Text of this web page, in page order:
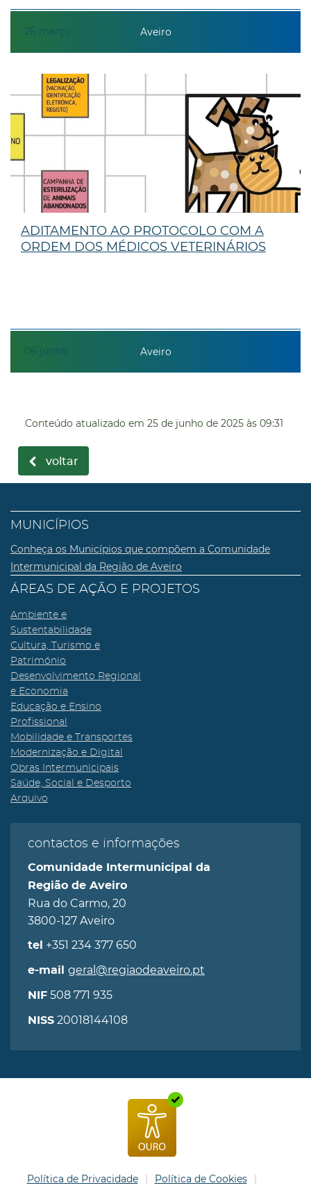
26 março Aveiro
06 junho
ADITAMENTO AO PROTOCOLO COM A
ORDEM DOS MÉDICOS VETERINÁRIOS
Aveiro
Conteúdo atualizado em 25 de junho de 2025 às 09:31
voltar
MUNICÍPIOS
Conheça os Municípios que compõem a Comunidade
Intermunicipal da Região de Aveiro
ÁREAS DE AÇÃO E PROJETOS
Ambiente e
Sustentabilidade
Cultura, Turismo e
Património
Desenvolvimento Regional
e Economia
Educação e Ensino
Profissional
Mobilidade e Transportes
Modernização e Digital
Obras Intermunicipais
Saúde, Social e Desporto
Arquivo
contactos e informações
Comunidade Intermunicipal da
Região de Aveiro
Rua do Carmo, 20
3800-127 Aveiro
tel +351 234 377 650
e-mail geral@regiaodeaveiro.pt
NIF 508 771 935
NISS 20018144108
Política de Privacidade
Política de Cookies